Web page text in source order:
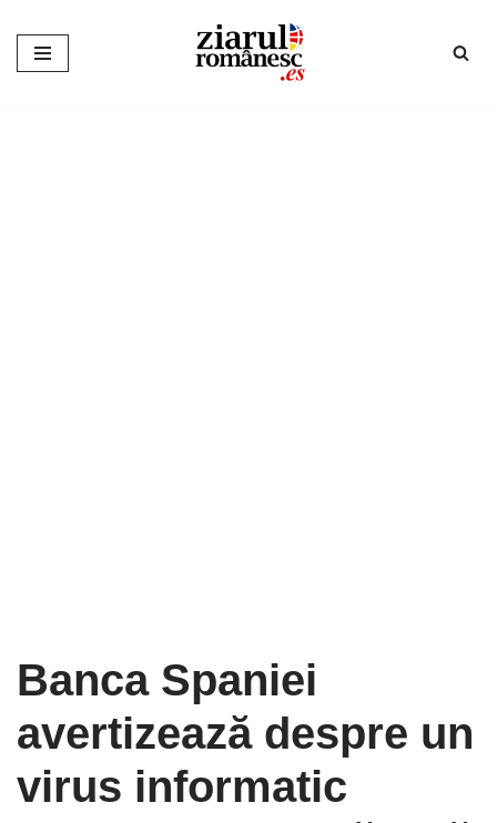
Sari
Banca Spaniei
avertizează despre un
virus informatic